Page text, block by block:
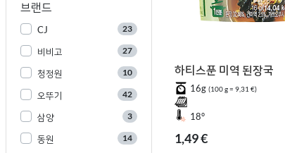
브랜드
CJ 23
비비고 27
청정원 10
오뚜기 42
삼양 3
동원 14
하티스푼 미역 된장국
16g (100 g = 9,31 €)
18°
1,49 €